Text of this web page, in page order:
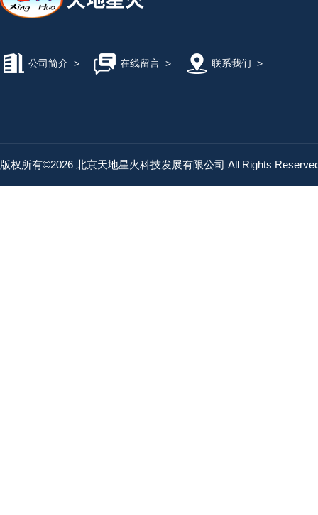
公司简介 > 在线留言> 联系我们 >
版权所有©2026 北京天地星火科技发展有限公司 All Rights